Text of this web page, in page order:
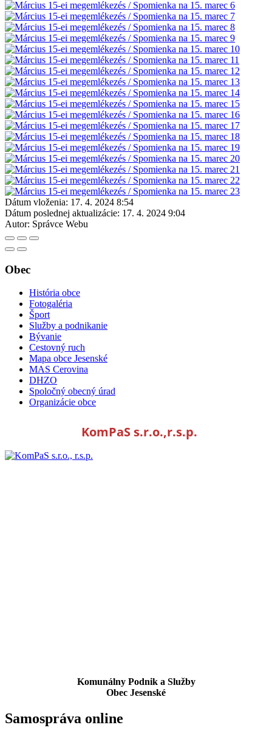
Dátum vloženia: 17. 4. 2024 8:54
Dátum poslednej aktualizácie: 17. 4. 2024 9:04
Autor: Správce Webu
Obec
História obce
Fotogaléria
Šport
Služby a podnikanie
Bývanie
Cestovný ruch
Mapa obce Jesenské
MAS Cerovina
DHZO
Spoločný obecný úrad
Organizácie obce
KomPaS s.r.o.,r.s.p.
Komunálny Podnik a Služby
Obec Jesenské
Samospráva online